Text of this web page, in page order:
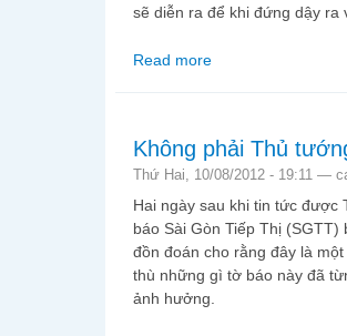
sẽ diễn ra để khi đứng dậy ra
Read more
Không phải Thủ
Thứ Hai, 10/08/2012 - 19:11 —
Hai ngày sau khi tin tức được
báo Sài Gòn Tiếp Thị
đồn đoán cho rằng đây là
thù những gì tờ báo này đã
ảnh hưởng.